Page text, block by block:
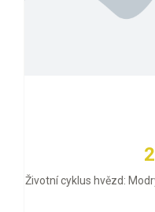
Životní cyklus hvězd: